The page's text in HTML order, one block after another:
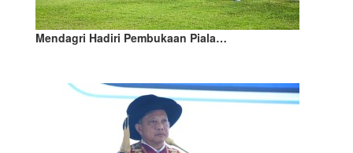
Mendagri Hadiri Pembukaan Piala…